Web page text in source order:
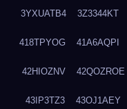
3YXUATB4 3Z3344KT
418TPYOG 41A6AQPI
42HIOZNV 42QOZROE
43IP3TZ3 43OJ1AEY